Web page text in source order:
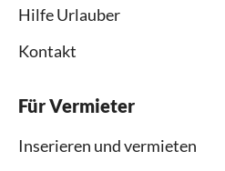
Hilfe Urlauber
Kontakt
Für Vermieter
Inserieren und vermieten